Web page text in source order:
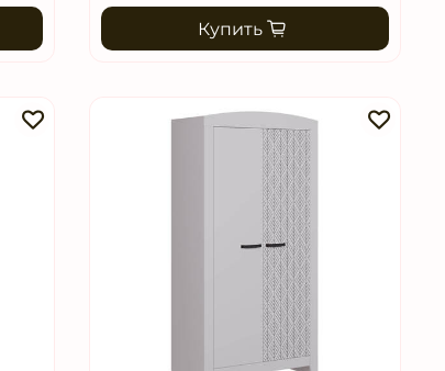
Купить